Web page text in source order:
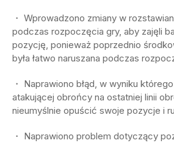
・ Wprowadzono zmiany w
podczas rozpoczęcia gry, aby zajęli
pozycję, ponieważ poprzednio
była łatwo naruszana podczas
・ Naprawiono błąd, w wyniku
atakującej obrońcy na ostatniej linii
nieumyślnie opuścić swoje pozycje i
・ Naprawiono problem dotyczący